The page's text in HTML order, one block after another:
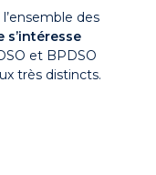
des
s’intéresse
et BPDSO
très distincts.